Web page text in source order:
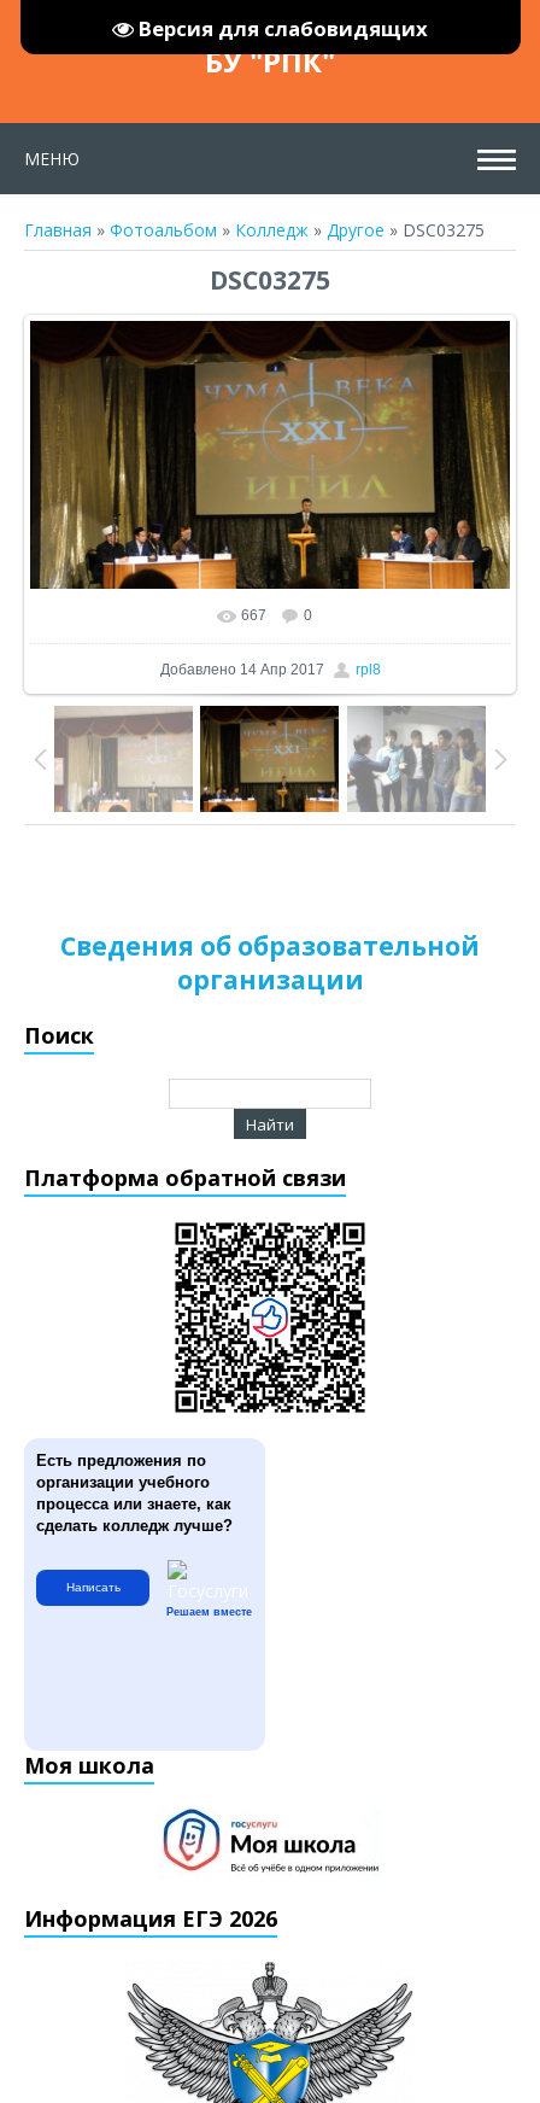
Версия для слабовидящих
БУ "РПК"
МЕНЮ
Главная » Фотоальбом » Колледж » Другое » DSC03275
DSC03275
В реальном размере 1024x572
667 0
Добавлено14 Апр 2017 rpl8
Сведения об образовательной
организации
Поиск
Платформа обратной связи
Есть предложения по
организации учебного
процесса или знаете, как
сделать колледж лучше?
Написать
Решаем вместе
Моя школа
Информация ЕГЭ 2026